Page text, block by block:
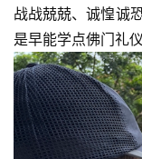
战战兢兢、诚惶诚
是早能学点佛门礼仪